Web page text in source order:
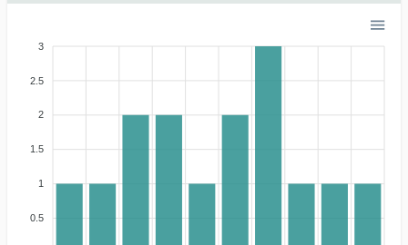
3
2.5
2
1.5
1
0.5